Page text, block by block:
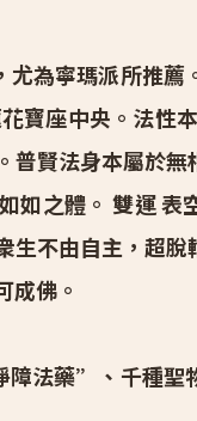
寧瑪派所推薦
寶座中央。 法性
賢法身本屬於無
之體。 雙運
不由自主，超脫
成佛。
藥”、千種聖